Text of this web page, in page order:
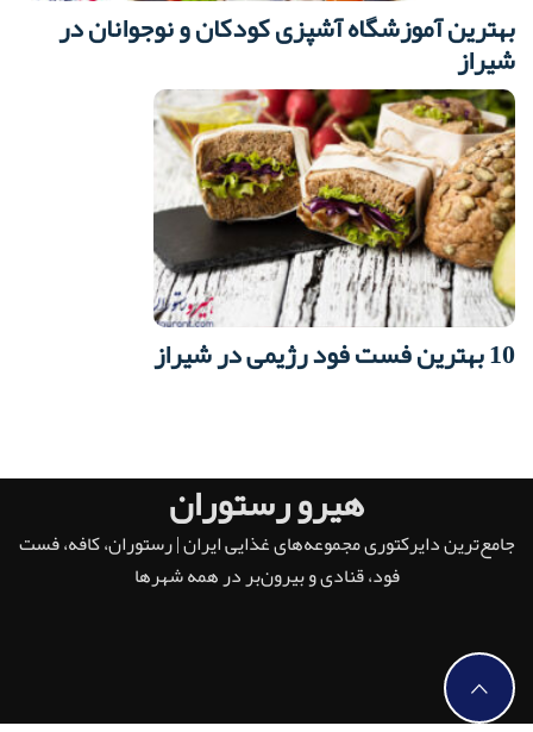
بهترین آموزشگاه آشپزی کودکان و نوجوانان در
شیراز
10 بهترین فست فود رژیمی در شیراز
هیرو رستوران
جامع‌ترین دایرکتوری مجموعه‌های غذایی ایران | رستوران، کافه، فست
فود، قنادی و بیرون‌بر در همه شهرها